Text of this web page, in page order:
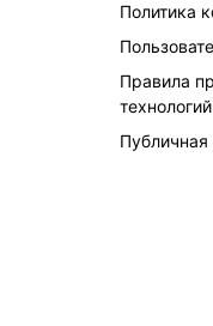
Политика
Правила
технологий
Публичная